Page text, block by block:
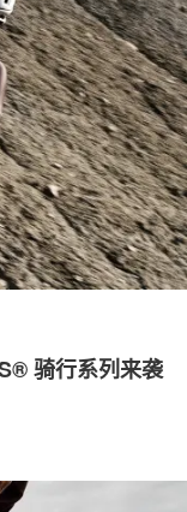
骑行系列来袭